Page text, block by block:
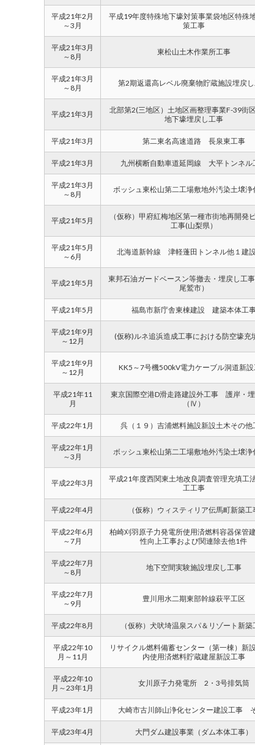
平成21年2月
～3月
平成19年度特殊地下壕対策事業袋地区特殊
策工事
平成21年3月
～8月
東松山土木作業所工事
平成21年3月
～8月
第2期返還高レベル廃棄物貯蔵施設埋戻
平成21年3月
北部第2(三地区）土地区画整理事業F-39街
地下壕埋戻し工事
平成21年3月 第二東名高速道路 長泉東工事
平成21年3月 九州横断自動車道延岡線 大平トンネル
平成21年3月
～8月
ボッシュ東松山第二工場敷地外汚染土壌浄
平成21年5月
（仮称）甲府紅梅地区第一種市街地再開発
工事(山梨県）
平成21年5月
～6月
北海道新幹線 津軽蓬田トンネル他１建
平成21年5月
東邦石油ガードベースン等撤去・埋戻し工
尾鷲市）
平成21年5月 福島市新庁舎東棟建設 建築本体工
平成21年9月
～12月
(仮称)ルネ追浜造成工事における防空壕充
平成21年9月
～12月
KK5～7号機500kV電力ケーブル洞道新
平成21年11
月
東京国際空港D滑走路建設外工事 護岸・
（Ⅳ）
平成22年1月 呉（１９）吉浦燃料施設新設土木その他
平成22年1月
～3月
ボッシュ東松山第二工場敷地外汚染土壌浄
平成22年3月
平成21年度西関東土地改良調査管理充填工
工工事
平成22年4月 （仮称）ウィスティリア伝馬町新築工
平成22年6月
～7月
柏崎刈羽原子力発電所使用済燃料容器保管
性向上工事および関連除去他1件
平成22年7月
～8月
地下空間実験施設埋戻し工事
平成22年7月
～9月
豊川用水二期東部幹線萩平工区
平成22年8月 （仮称）犬吠埼温泉スパ＆リゾート新築
平成22年10
月～11月
リサイクル燃料備蓄センター（第一棟）新
内使用済燃料貯蔵建屋新設工事
平成22年10
月～23年1月
女川原子力発電所 2・3号排気筒
平成23年1月 大崎市古川師山浄化センター建設工事
平成23年4月 大門ダム建設事業（ダム本体工事）